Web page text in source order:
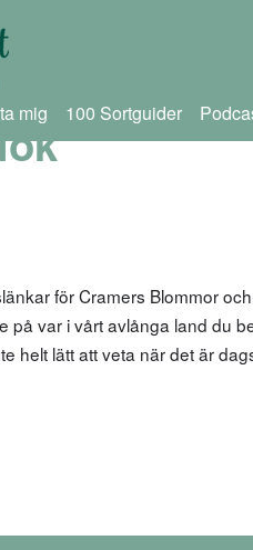
mig 100 Sortguider
för Cramers Blommor
på var i vårt avlånga land du
helt lätt att veta när det är